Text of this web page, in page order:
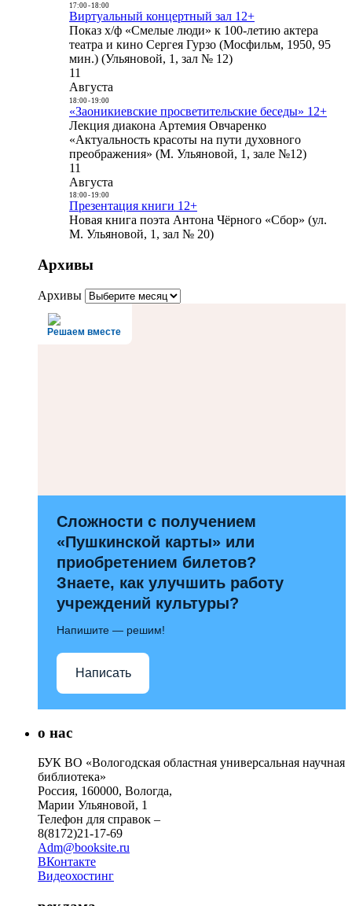
17:00- 18:00
Виртуальный концертный зал 12+
Показ х/ф «Смелые люди» к 100-летию актера
театра и кино Сергея Гурзо (Мосфильм, 1950, 95
мин.) (Ульяновой, 1, зал № 12)
11
Августа
18:00- 19:00
«Заоникиевские просветительские беседы» 12+
Лекция диакона Артемия Овчаренко
«Актуальность красоты на пути духовного
преображения» (М. Ульяновой, 1, зале №12)
11
Августа
18:00- 19:00
Презентация книги 12+
Новая книга поэта Антона Чёрного «Сбор» (ул.
М. Ульяновой, 1, зал № 20)
Архивы
Архивы
Решаем вместе
Сложности с получением
«Пушкинской карты» или
приобретением билетов?
Знаете, как улучшить работу
учреждений культуры?
Напишите — решим!
Написать
о нас
БУК ВО «Вологодская областная универсальная научная
библиотека»
Россия, 160000, Вологда,
Марии Ульяновой, 1
Телефон для справок –
8(8172)21-17-69
Adm@booksite.ru
ВКонтакте
Видеохостинг